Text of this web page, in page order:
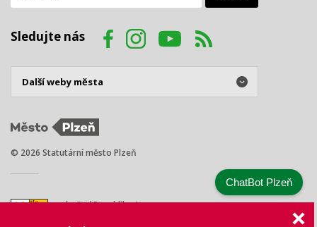
Sledujte nás
© 2026 Statutární město Plzeň
náměstí Republiky 1
ChatBot Plzeň